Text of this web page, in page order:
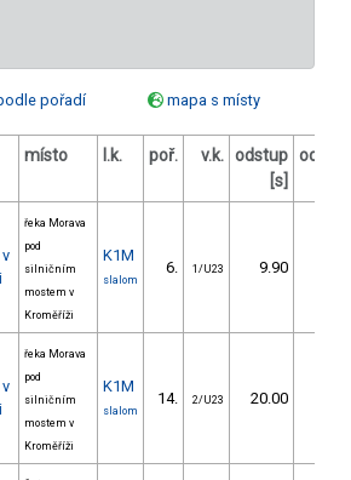
pořadí
mapa s místy
místo l.k. poř. v.k. odstup
[s]
odstup
řeka Morava
pod
silničním
mostem v
Kroměříži
K1M
slalom
6. 1/U23 9.90
řeka Morava
pod
silničním
mostem v
Kroměříži
K1M
slalom
14. 2/U23 20.00